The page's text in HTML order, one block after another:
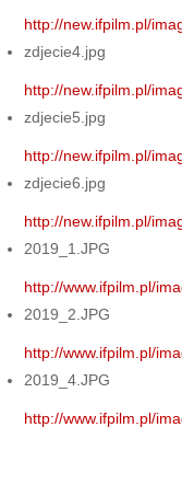
http://new.ifpilm.pl/
zdjecie4.jpg
http://new.ifpilm.pl/
zdjecie5.jpg
http://new.ifpilm.pl/
zdjecie6.jpg
http://new.ifpilm.pl/
2019_1.JPG
http://www.ifpilm.pl/
2019_2.JPG
http://www.ifpilm.pl/
2019_4.JPG
http://www.ifpilm.pl/